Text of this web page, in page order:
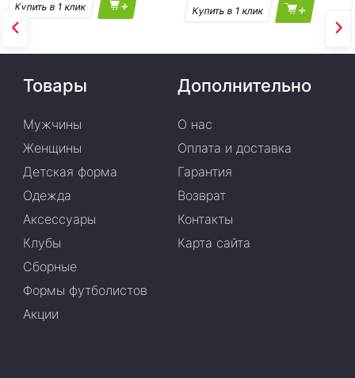
+ +
Товары
Мужчины
Женщины
Детская форма
Одежда
Аксессуары
Клубы
Сборные
Формы футболистов
Акции
Дополнительно
О нас
Оплата и доставка
Гарантия
Возврат
Контакты
Карта сайта